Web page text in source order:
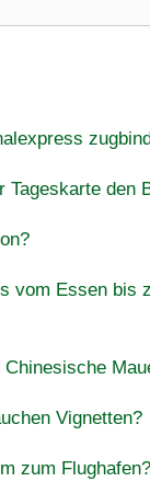
Tageskarte den
vom Essen bis
Vignetten?
zum Flughafen?